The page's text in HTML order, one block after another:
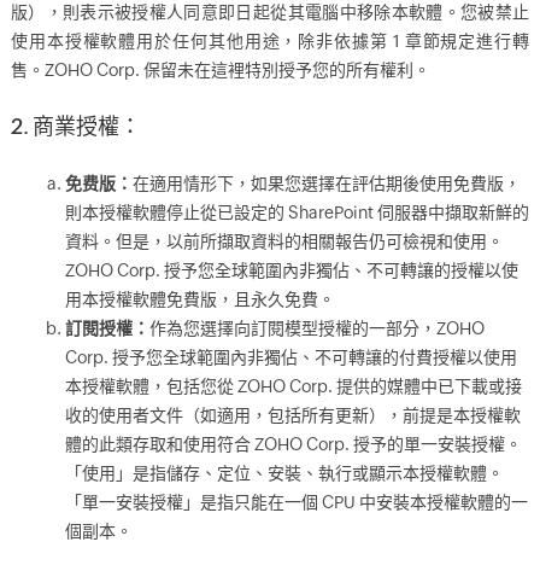
版），則表示被授權人同意即日起從其電腦中移除本軟體。您被禁止
使用本授權軟體用於任何其他用途，除非依據第 1 章節規定進行轉
售。ZOHO Corp. 保留未在這裡特別授予您的所有權利。
2. 商業授權：
免费版： 在適用情形下，如果您選擇在評估期後使用免費版，
則本授權軟體停止從已設定的 SharePoint 伺服器中擷取新鮮的
資料。但是，以前所擷取資料的相關報告仍可檢視和使用。
ZOHO Corp. 授予您全球範圍內非獨佔、不可轉讓的授權以使
用本授權軟體免費版，且永久免費。
訂閱授權： 作為您選擇向訂閱模型授權的一部分，ZOHO
Corp. 授予您全球範圍內非獨佔、不可轉讓的付費授權以使用
本授權軟體，包括您從 ZOHO Corp. 提供的媒體中已下載或接
收的使用者文件（如適用，包括所有更新），前提是本授權軟
體的此類存取和使用符合 ZOHO Corp. 授予的單一安裝授權。
「使用」是指儲存、定位、安裝、執行或顯示本授權軟體。
「單一安裝授權」是指只能在一個 CPU 中安裝本授權軟體的一
個副本。